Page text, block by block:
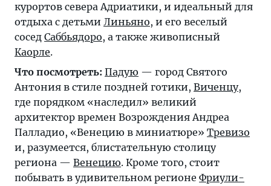
курортов севера Адриатики, и идеальный для
отдыха с детьми Линьяно, и его веселый
сосед Саббьядоро, а также живописный
Каорле.
Что посмотреть: Падую — город Святого
Антония в стиле поздней готики, Виченцу,
где порядком «наследил» великий
архитектор времен Возрождения Андреа
Палладио, «Венецию в миниатюре» Тревизо
и, разумеется, блистательную столицу
региона — Венецию. Кроме того, стоит
побывать в удивительном регионе Фриули-